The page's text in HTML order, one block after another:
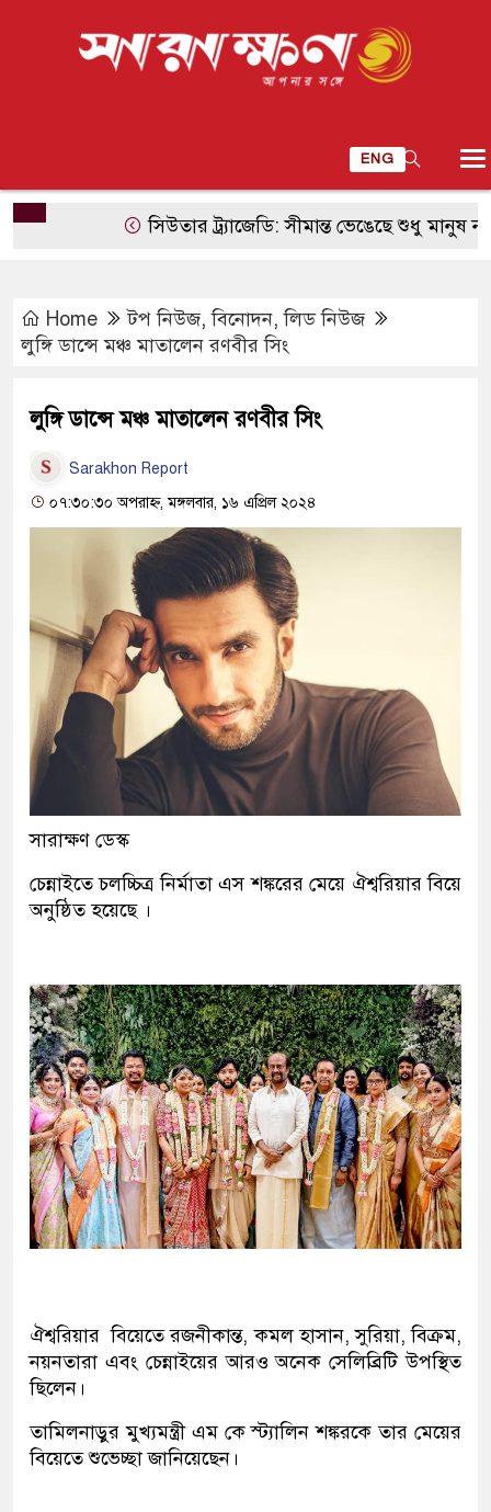
ENG
সিউতার ট্র্যাজেডি: সীমান্ত ভেঙেছে শুধু মানুষ নয়,
Home টপ নিউজ,বিনোদন,লিড নিউজ
লুঙ্গি ডান্সে মঞ্চ মাতালেন রণবীর সিং
লুঙ্গি ডান্সে মঞ্চ মাতালেন রণবীর সিং
Sarakhon Report
০৭:৩০:৩০ অপরাহ্ন, মঙ্গলবার, ১৬ এপ্রিল ২০২৪
সারাক্ষণ ডেস্ক
চেন্নাইতে চলচ্চিত্র নির্মাতা এস শঙ্করের মেয়ে ঐশ্বরিয়ার বিয়ে
অনুষ্ঠিত হয়েছে ।
ঐশ্বরিয়ার বিয়েতে রজনীকান্ত, কমল হাসান, সুরিয়া, বিক্রম,
নয়নতারা এবং চেন্নাইয়ের আরও অনেক সেলিব্রিটি উপস্থিত
ছিলেন।
তামিলনাড়ুর মুখ্যমন্ত্রী এম কে স্ট্যালিন শঙ্করকে তার মেয়ের
বিয়েতে শুভেচ্ছা জানিয়েছেন।